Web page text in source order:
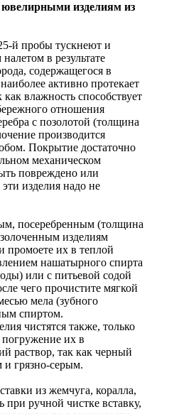
ювелирными изделиям из
й пробы тускнеют и
в результате
содержащегося в
активно протекает
влажность способствует
отношения
с позолотой (толщина
производится
Покрытие достаточно
механическом
повреждено или
изделия надо не
посеребренным (толщина
изделиям
промоете их в теплой
нашатырного спирта
или с питьевой содой
чего прочистите мягкой
мела (зубного
спиртом.
чистятся также, только
их в
раствор, так как черный
и грязно-серым.
из жемчуга, коралла,
при ручной чистке вставку,